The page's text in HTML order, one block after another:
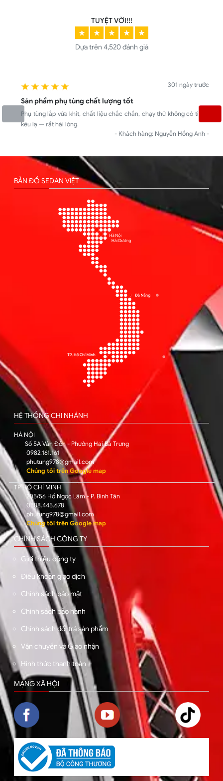
TUYỆT VỜI!!!
★
★ ★ ★
★
Dựa trên 4,520 đánh giá
★ ★ ★ ★ ★ 301 ngày trước
Sản phẩm phụ tùng chất lượng tốt
Phụ tùng lắp vừa khít, chất liệu chắc chắn, chạy thử không có tiếng
kêu lạ — rất hài lòng.
- Khách hàng: Nguyễn Hồng Anh -
BẢN ĐỒ SEDAN VIỆT
HỆ THỐNG CHI NHÁNH
HÀ NỘI
Số 5A Vân Đồn - Phường Hai Bà Trưng
0982.161.161
phutung978@gmail.com
Chúng tôi trên Google map
TP HỒ CHÍ MINH
205/56 Hồ Ngọc Lãm - P. Bình Tân
0588.445.678
phutung978@gmail.com
Chúng tôi trên Google map
CHÍNH SÁCH CÔNG TY
Giới thiệu công ty
Điều khoản giao dịch
Chính sách bảo mật
Chính sách bảo hành
Chính sách đổi trả sản phẩm
Vận chuyển và Giao nhận
Hình thức thanh toán
MẠNG XÃ HỘI